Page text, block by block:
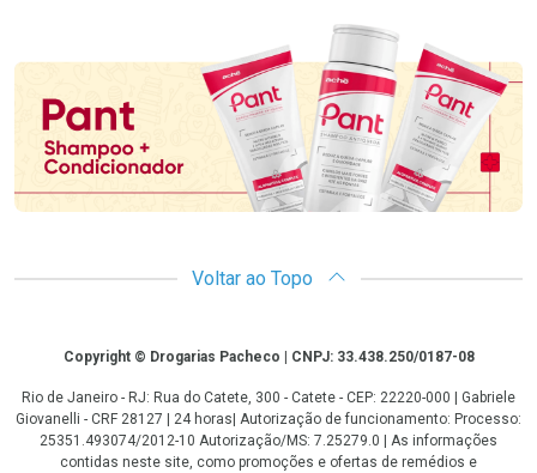
Promoção em Destaque
Voltar ao Topo
CopyrightCopyright © Drogarias Pacheco | CNPJ: 33.438.250/0187-08
Rio de Janeiro - RJ: Rua do Catete, 300 - Catete - CEP: 22220-000 | Gabriele
Giovanelli - CRF 28127 | 24 horas| Autorização de funcionamento: Processo:
25351.493074/2012-10 Autorização/MS: 7.25279.0 | As informações
contidas neste site, como promoções e ofertas de remédios e